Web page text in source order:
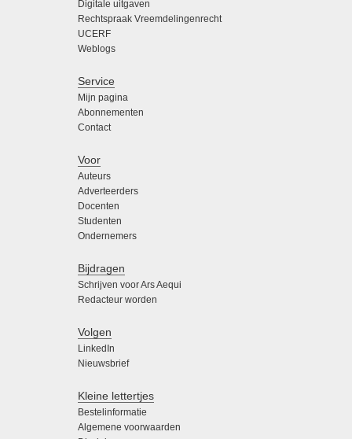
Digitale uitgaven
Rechtspraak Vreemdelingenrecht
UCERF
Weblogs
Service
Mijn pagina
Abonnementen
Contact
Voor
Auteurs
Adverteerders
Docenten
Studenten
Ondernemers
Bijdragen
Schrijven voor Ars Aequi
Redacteur worden
Volgen
LinkedIn
Nieuwsbrief
Kleine lettertjes
Bestelinformatie
Algemene voorwaarden